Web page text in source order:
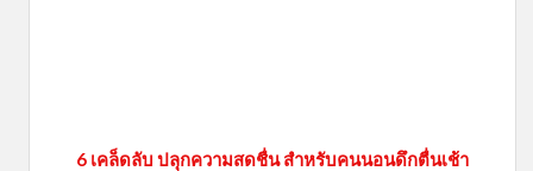
6 เคล็ดลับ ปลุกความสดชื่น สำหรับคนนอนดึกตื่นเช้า